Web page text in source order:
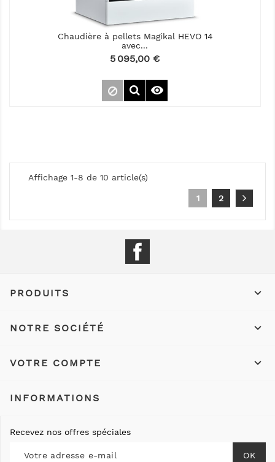
Chaudière à pellets Magikal HEVO 14
avec...
Prix
5 095,00 €

Affichage 1-8 de 10 article(s)
1 2
PRODUITS 
NOTRE SOCIÉTÉ 
VOTRE COMPTE 
INFORMATIONS
Recevez nos offres spéciales